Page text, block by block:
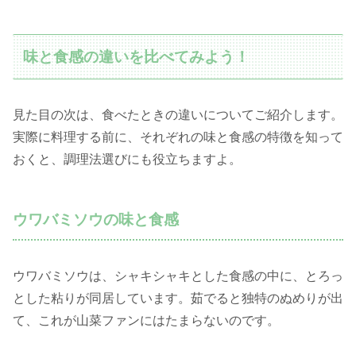
味と食感の違いを比べてみよう！
見た目の次は、食べたときの違いについてご紹介します。
実際に料理する前に、それぞれの味と食感の特徴を知って
おくと、調理法選びにも役立ちますよ。
ウワバミソウの味と食感
ウワバミソウは、シャキシャキとした食感の中に、とろっ
とした粘りが同居しています。茹でると独特のぬめりが出
て、これが山菜ファンにはたまらないのです。